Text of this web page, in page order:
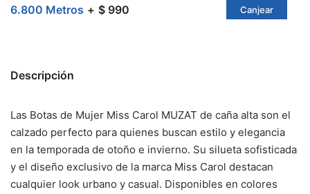
6.800 Metros $ 990 Canjear
Descripción
Las Botas de Mujer Miss Carol MUZAT de caña alta son el
calzado perfecto para quienes buscan estilo y elegancia
en la temporada de otoño e invierno. Su silueta sofisticada
y el diseño exclusivo de la marca Miss Carol destacan
cualquier look urbano y casual. Disponibles en colores